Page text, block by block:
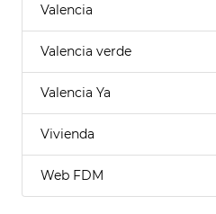
Valencia
Valencia verde
Valencia Ya
Vivienda
Web FDM